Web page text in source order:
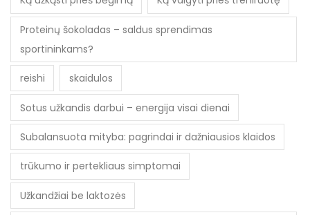
Proteinų šokoladas – saldus sprendimas
sportininkams?
reishi skaidulos
Sotus užkandis darbui – energija visai dienai
Subalansuota mityba: pagrindai ir dažniausios klaidos
trūkumo ir pertekliaus simptomai
Užkandžiai be laktozės